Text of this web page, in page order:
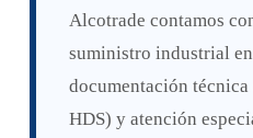
Alcotrade contamos
suministro industrial
documentación
HDS) y atención